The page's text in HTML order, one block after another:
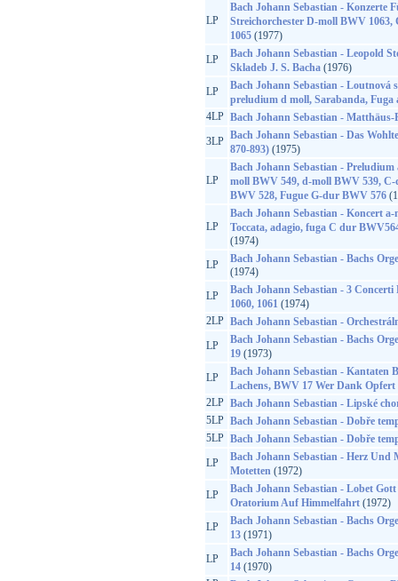
LP
Bach Johann Sebastian - Konzerte
Streichorchester D-moll BWV
1065(1977)
LP
Bach Johann Sebastian - Leopold
Skladeb J. S. Bacha(1976)
LP
Bach Johann Sebastian - Loutnová
preludium d moll, Sarabanda, Fuga
4LP Bach Johann Sebastian - Matthäus-
3LP Bach Johann Sebastian - Das
870-893)(1975)
LP
Bach Johann Sebastian -
moll BWV 549, d-moll BWV 539,
BWV 528, Fugue G-dur BWV 576
LP
Bach Johann Sebastian - Koncert
Toccata, adagio, fuga C dur
(1974)
LP
Bach Johann Sebastian - Bachs
(1974)
LP
Bach Johann Sebastian - 3
1060, 1061(1974)
2LP Bach Johann Sebastian -
LP
Bach Johann Sebastian - Bachs
19(1973)
LP
Bach Johann Sebastian - Kantaten
Lachens, BWV 17 Wer Dank Opfert
2LP Bach Johann Sebastian - Lipské
5LP Bach Johann Sebastian - Dobře
5LP Bach Johann Sebastian - Dobře
LP
Bach Johann Sebastian - Herz
Motetten(1972)
LP
Bach Johann Sebastian - Lobet
Oratorium Auf Himmelfahrt(1972)
LP
Bach Johann Sebastian - Bachs
13(1971)
LP
Bach Johann Sebastian - Bachs
14(1970)